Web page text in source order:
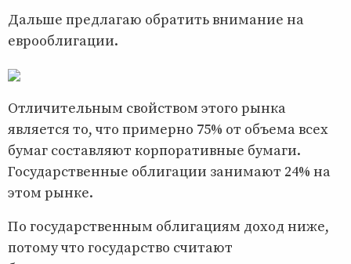
Дальше предлагаю обратить внимание на
еврооблигации.
Отличительным свойством этого рынка
является то, что примерно 75% от объема всех
бумаг составляют корпоративные бумаги.
Государственные облигации занимают 24% на
этом рынке.
По государственным облигациям доход ниже,
потому что государство считают